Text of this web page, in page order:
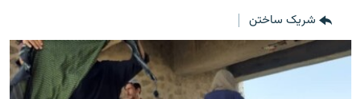
صفحه
جستجو
مجموعه تصویری
ورزش
شریک ساختن